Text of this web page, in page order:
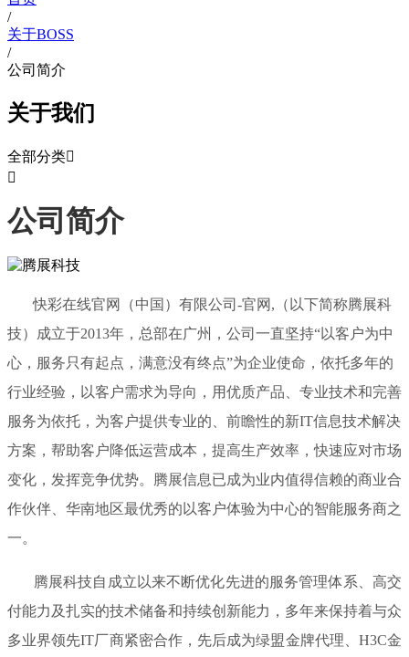
/
关于BOSS
/
公司简介
关于我们
全部分类

公司简介
快彩在线官网（中国）有限公司-官网,（以下简称腾展科
技）成立于2013年，总部在广州，公司一直坚持“以客户为中
心，服务只有起点，满意没有终点”为企业使命，依托多年的
行业经验，以客户需求为导向，用优质产品、专业技术和完善
服务为依托，为客户提供专业的、前瞻性的新IT信息技术解决
方案，帮助客户降低运营成本，提高生产效率，快速应对市场
变化，发挥竞争优势。腾展信息已成为业内值得信赖的商业合
作伙伴、华南地区最优秀的以客户体验为中心的智能服务商之
一。
腾展科技自成立以来不断优化先进的服务管理体系、高交
付能力及扎实的技术储备和持续创新能力，多年来保持着与众
多业界领先IT厂商紧密合作，先后成为绿盟金牌代理、H3C金